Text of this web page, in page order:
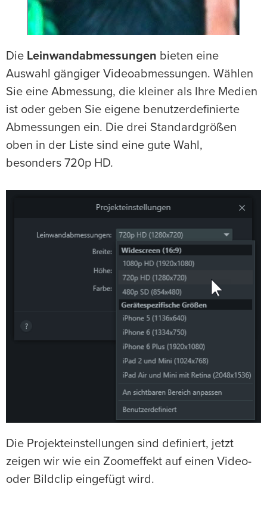
Die Leinwandabmessungen bieten eine
Auswahl gängiger Videoabmessungen. Wählen
Sie eine Abmessung, die kleiner als Ihre Medien
ist oder geben Sie eigene benutzerdefinierte
Abmessungen ein. Die drei Standardgrößen
oben in der Liste sind eine gute Wahl,
besonders 720p HD.
Die Projekteinstellungen sind definiert, jetzt
zeigen wir wie ein Zoomeffekt auf einen Video-
oder Bildclip eingefügt wird.